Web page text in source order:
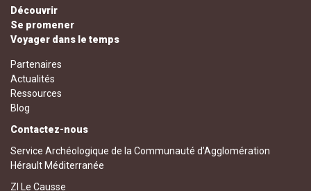
Découvrir
Se promener
Voyager dans le temps
Partenaires
Actualités
Ressources
Blog
Contactez-nous
Service Archéologique de la Communauté d’Agglomération
Hérault Méditerranée
ZI Le Causse